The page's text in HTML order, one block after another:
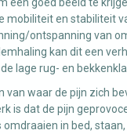
mobiliteit en stabiliteit
ontspanning van
kan dit een
lage rug- en
van waar de pijn zich
is dat de pijn
in bed, staan,